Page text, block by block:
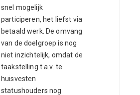
snel mogelijk
participeren, het liefst via
betaald werk. De omvang
van de doelgroep is nog
niet inzichtelijk, omdat de
taakstelling t.a.v. te
huisvesten
statushouders nog